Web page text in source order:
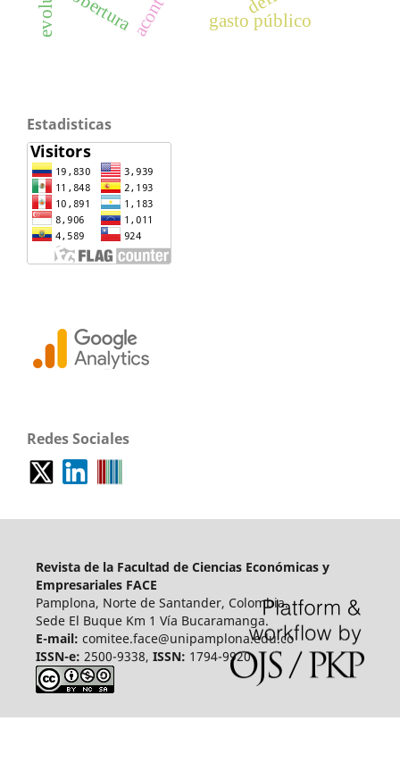
gasto público
Estadisticas
Redes Sociales
Revista de la Facultad de Ciencias Económicas y
Empresariales FACE
Pamplona, Norte de Santander, Colombia.
Sede El Buque Km 1 Vía Bucaramanga.
E-mail: comitee.face@unipamplona.edu.co
ISSN-e: 2500-9338, ISSN: 1794-9920